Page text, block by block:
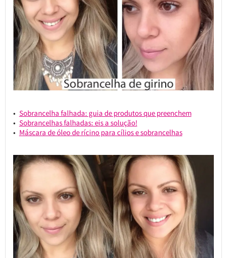
Sobrancelha falhada: guia de produtos que preenchem
Sobrancelhas falhadas: eis a solução!
Máscara de óleo de rícino para cílios e sobrancelhas